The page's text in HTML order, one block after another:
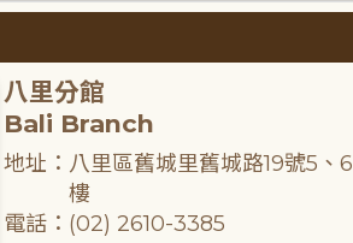
八里分館
Bali Branch
地址：八里區舊城里舊城路19號5、6
樓
電話：(02) 2610-3385